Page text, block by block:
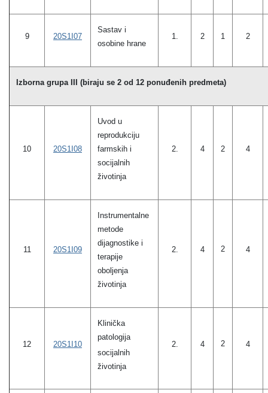
9 20S1I07
Sastav i
osobine hrane
1. 2 1 2
Izborna grupa III (biraju se 2 od 12 ponuđenih predmeta)
10 20S1I08
Uvod u
reprodukciju
farmskih i
socijalnih
životinja
2. 4 2 4
11 20S1I09
Instrumentalne
metode
dijagnostike i
terapije
oboljenja
životinja
2. 4 2 4
12 20S1I10
Klinička
patologija
socijalnih
životinja
2. 4 2 4